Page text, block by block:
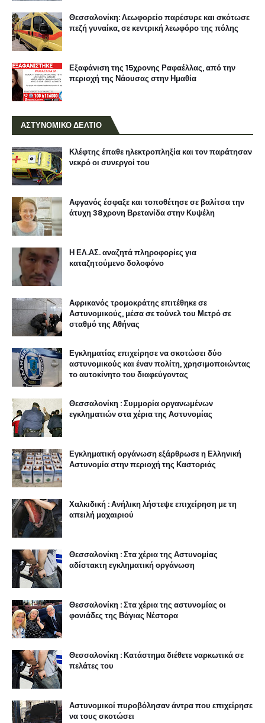
Θεσσαλονίκη: Λεωφορείο παρέσυρε και σκότωσε
πεζή γυναίκα, σε κεντρική λεωφόρο της πόλης
Εξαφάνιση της 15χρονης Ραφαέλλας, από την
περιοχή της Νάουσας στην Ημαθία
ΑΣΤΥΝΟΜΙΚΟ ΔΕΛΤΙΟ
Κλέφτης έπαθε ηλεκτροπληξία και τον παράτησαν
νεκρό οι συνεργοί του
Αφγανός έσφαξε και τοποθέτησε σε βαλίτσα την
άτυχη 38χρονη Βρετανίδα στην Κυψέλη
Η ΕΛ.ΑΣ. αναζητά πληροφορίες για
καταζητούμενο δολοφόνο
Αφρικανός τρομοκράτης επιτέθηκε σε
Αστυνομικούς, μέσα σε τούνελ του Μετρό σε
σταθμό της Αθήνας
Εγκληματίας επιχείρησε να σκοτώσει δύο
αστυνομικούς και έναν πολίτη, χρησιμοποιώντας
το αυτοκίνητο του διαφεύγοντας
Θεσσαλονίκη : Συμμορία οργανωμένων
εγκληματιών στα χέρια της Αστυνομίας
Εγκληματική οργάνωση εξάρθρωσε η Ελληνική
Αστυνομία στην περιοχή της Καστοριάς
Χαλκιδική : Ανήλικη λήστεψε επιχείρηση με τη
απειλή μαχαιριού
Θεσσαλονίκη : Στα χέρια της Αστυνομίας
αδίστακτη εγκληματική οργάνωση
Θεσσαλονίκη : Στα χέρια της αστυνομίας οι
φονιάδες της Βάγιας Νέστορα
Θεσσαλονίκη : Κατάστημα διέθετε ναρκωτικά σε
πελάτες του
Αστυνομικοί πυροβόλησαν άντρα που επιχείρησε
να τους σκοτώσει